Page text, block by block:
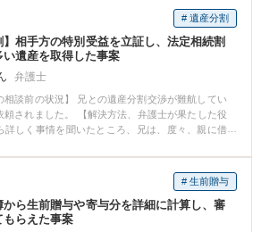
報告書が作成された。 この結果を受けて、妻側は
夫側の監護権が事実上確保されるに至った。
事務所に依頼したことが奏功しました。 ●不貞の
離婚したい夫から大幅な譲歩を引き出すことがで
ている間に証拠を確保することが大切です。
# 遺産分割
】相手方の特別受益を立証し、法定相続割
い遺産を取得した事案
弁護士
相談前の状況】 兄との遺産分割交渉が難航してい
頼されました。 【解決方法、弁護士が果たした役
詳しく事情を聞いたところ、兄は、度々、親に借
出したうえで、特別受益にあたると主張した。 ●
定相続割合より減らすことに成功した。 【解決の
精査など、相当な手間を要しましたが、きちんと
者の取り分を多くすることに成功しました。
# 生前贈与
から生前贈与や寄与分を詳細に計算し、審
もらえた事案